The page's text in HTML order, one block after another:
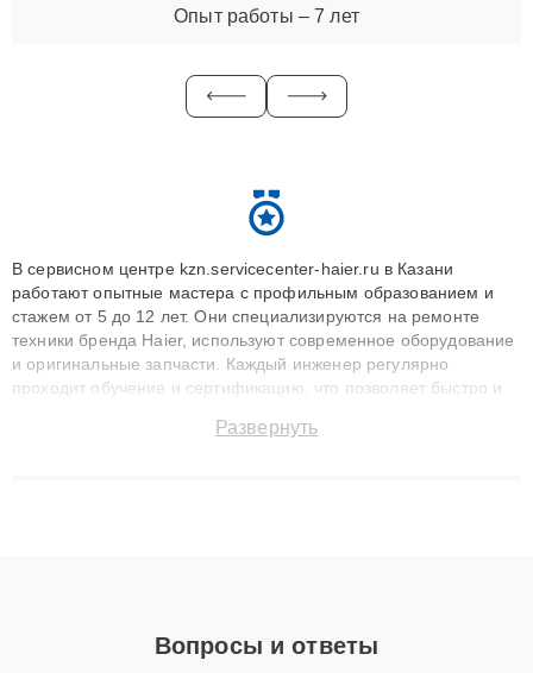
Опыт работы – 7 лет
В сервисном центре kzn.servicecenter-haier.ru в Казани
работают опытные мастера с профильным образованием и
стажем от 5 до 12 лет. Они специализируются на ремонте
техники бренда Haier, используют современное оборудование
и оригинальные запчасти. Каждый инженер регулярно
проходит обучение и сертификацию, что позволяет быстро и
сохранением гарантии до 3 лет. Наши мастера решают
Развернуть
Вопросы и ответы